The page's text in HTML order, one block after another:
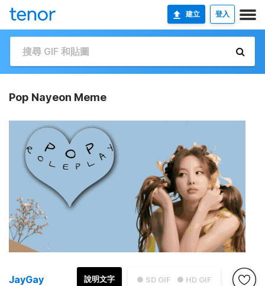
建立 登入
Pop Nayeon Meme
● SD GIF ● HD GIF
說明文字
JayGay